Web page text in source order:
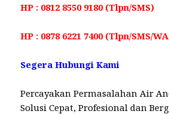
HP : 0812 8550 9180 (Tlpn/SMS)
HP : 0878 6221 7400 (Tlpn/SMS/
Segera Hubungi Kami
Percayakan Permasalahan Air
Solusi Cepat, Profesional dan